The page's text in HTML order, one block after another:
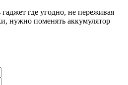
где угодно, не переживая
нужно поменять аккумулятор